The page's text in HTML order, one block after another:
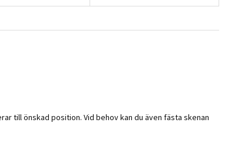
till önskad position. Vid behov kan du även fästa skenan